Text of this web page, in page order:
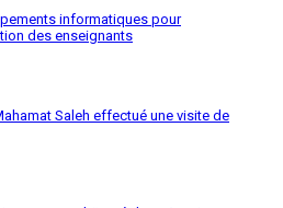
informatiques pour
des enseignants
Saleh effectué une visite de